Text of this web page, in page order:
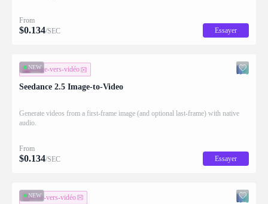
From
$0.134/SEC Essayer
NEW
image-vers-vidéo
Seedance 2.5 Image-to-Video
Generate videos from a first-frame image (and optional last-frame) with native
audio.
From
$0.134/SEC Essayer
NEW
texte-vers-vidéo